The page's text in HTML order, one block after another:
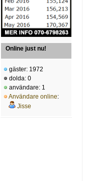
Online just nu!
gäster: 1972
dolda: 0
användare: 1
Användare online:
Jisse